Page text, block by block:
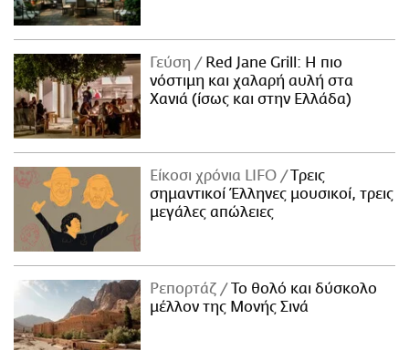
Γεύση
Red Jane Grill: Η πιο
νόστιμη και χαλαρή αυλή στα
Χανιά (ίσως και στην Ελλάδα)
Είκοσι χρόνια LIFO
Tρεις
σημαντικοί Έλληνες μουσικοί, τρεις
μεγάλες απώλειες
Ρεπορτάζ
Το θολό και δύσκολο
μέλλον της Μονής Σινά